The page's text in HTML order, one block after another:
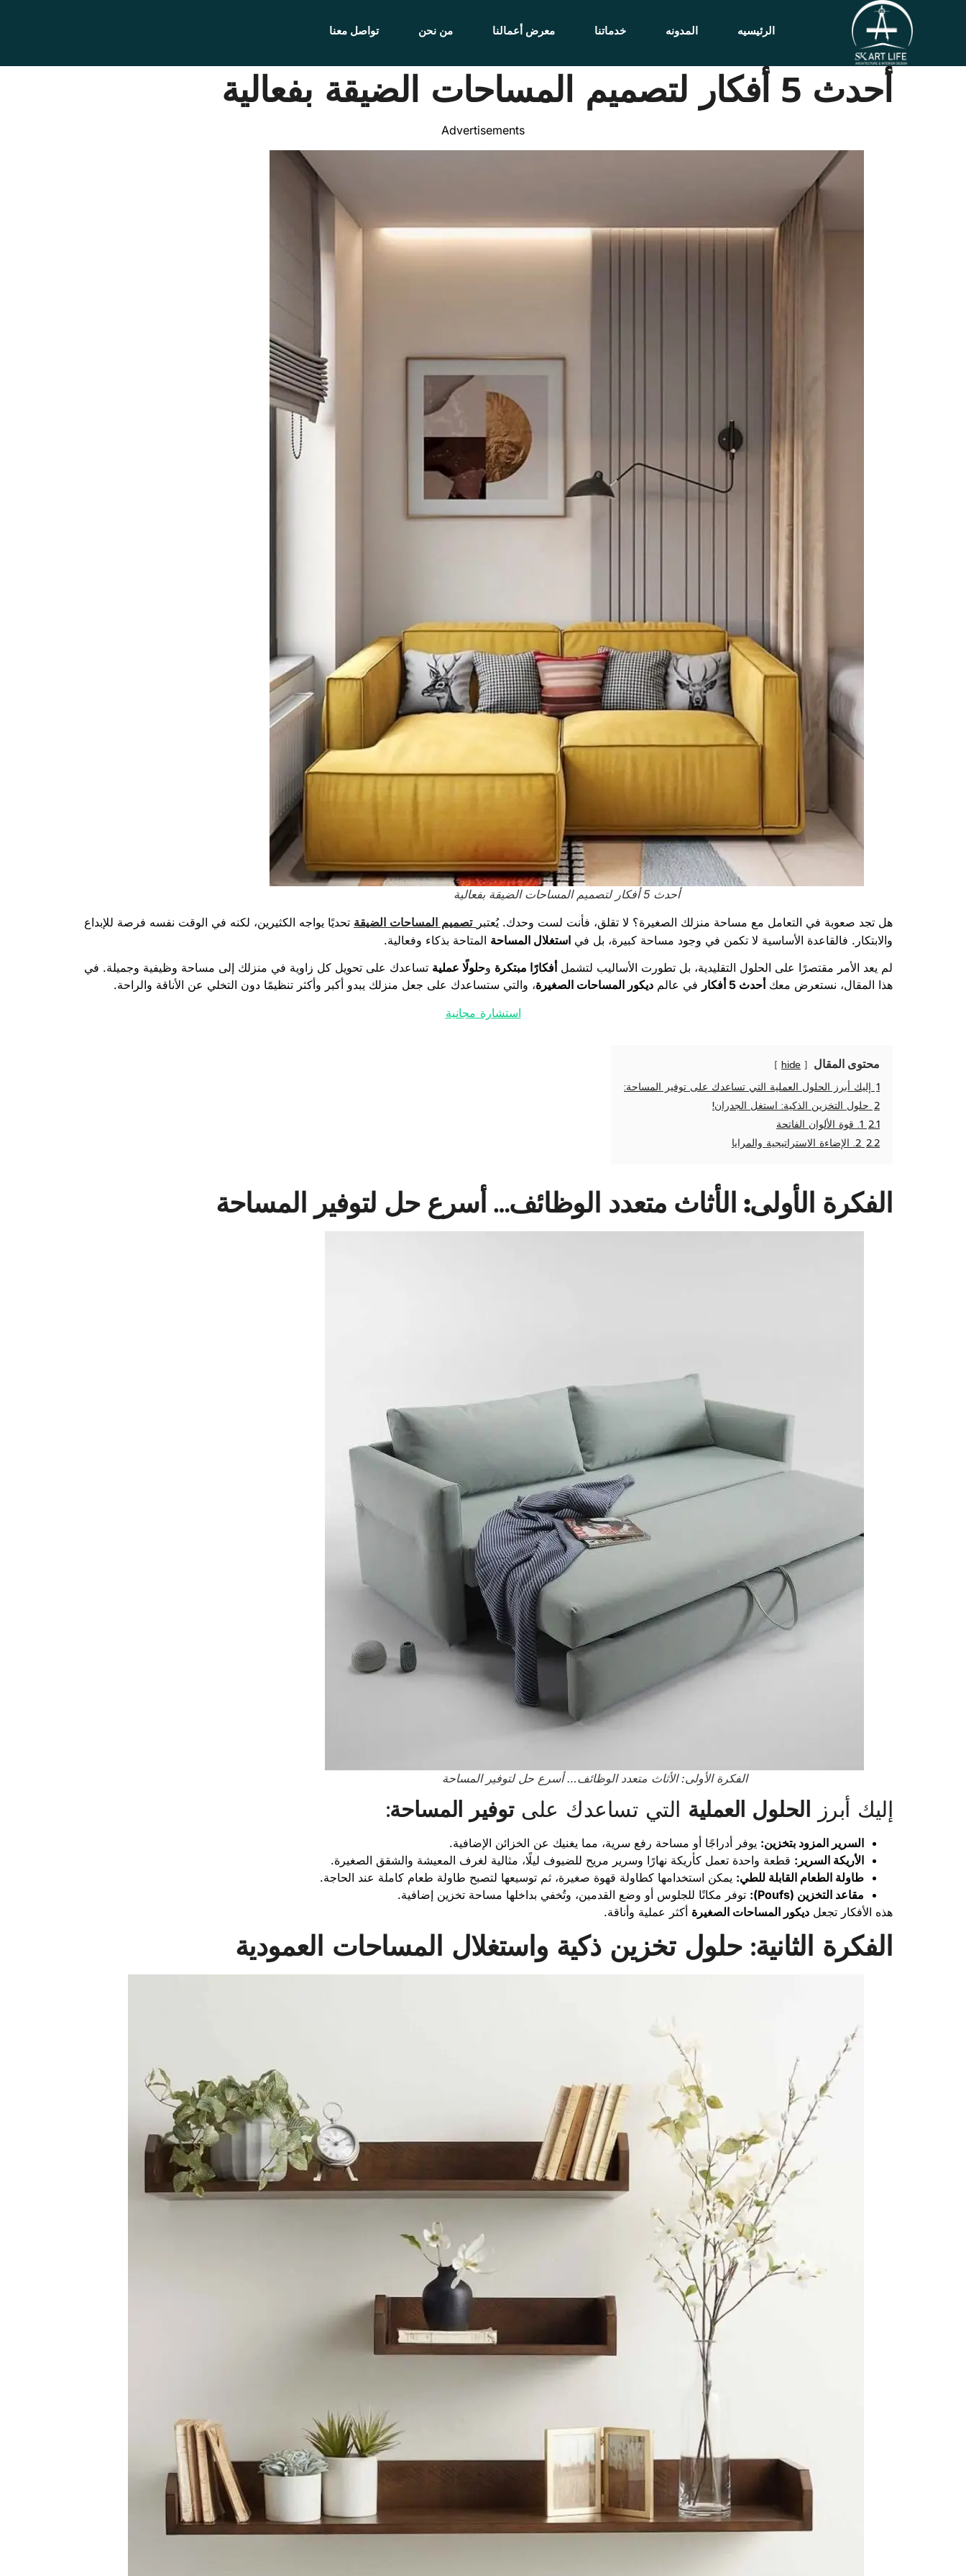
الرئيسيه المدونه خدماتنا معرض أعمالنا من نحن تواصل معنا
أحدث 5 أفكار لتصميم المساحات الضيقة بفعالية
Advertisements
أحدث 5 أفكار لتصميم المساحات الضيقة بفعالية
هل تجد صعوبة في التعامل مع مساحة منزلك الصغيرة؟ لا تقلق، فأنت لست وحدك. يُعتبر تصميم المساحات الضيقة تحديًا يواجه الكثيرين، لكنه في الوقت نفسه فرصة للإبداع
والابتكار. فالقاعدة الأساسية لا تكمن في وجود مساحة كبيرة، بل في استغلال المساحة المتاحة بذكاء وفعالية.
لم يعد الأمر مقتصرًا على الحلول التقليدية، بل تطورت الأساليب لتشمل أفكارًا مبتكرة وحلولًا عملية تساعدك على تحويل كل زاوية في منزلك إلى مساحة وظيفية وجميلة. في
هذا المقال، نستعرض معك أحدث 5 أفكار في عالم ديكور المساحات الصغيرة، والتي ستساعدك على جعل منزلك يبدو أكبر وأكثر تنظيمًا دون التخلي عن الأناقة والراحة.
استشارة مجانية
محتوى المقال hide
1 إليك أبرز الحلول العملية التي تساعدك على توفير المساحة:
2 حلول التخزين الذكية: استغل الجدران!
2.1 1. قوة الألوان الفاتحة
2.2 2. الإضاءة الاستراتيجية والمرايا
الفكرة الأولى: الأثاث متعدد الوظائف… أسرع حل لتوفير المساحة
الفكرة الأولى: الأثاث متعدد الوظائف… أسرع حل لتوفير المساحة
إليك أبرز الحلول العملية التي تساعدك علىتوفير المساحة:
السرير المزود بتخزين: يوفر أدراجًا أو مساحة رفع سرية، مما يغنيك عن الخزائن الإضافية.
الأريكة السرير: قطعة واحدة تعمل كأريكة نهارًا وسرير مريح للضيوف ليلًا، مثالية لغرف المعيشة والشقق الصغيرة.
طاولة الطعام القابلة للطي: يمكن استخدامها كطاولة قهوة صغيرة، ثم توسيعها لتصبح طاولة طعام كاملة عند الحاجة.
مقاعد التخزين (Poufs):
توفر مكانًا للجلوس أو وضع القدمين، وتُخفي بداخلها مساحة تخزين إضافية.
هذه الأفكار تجعل ديكور المساحات الصغيرة أكثر عملية وأناقة.
الفكرة الثانية: حلول تخزين ذكية واستغلال المساحات العمودية